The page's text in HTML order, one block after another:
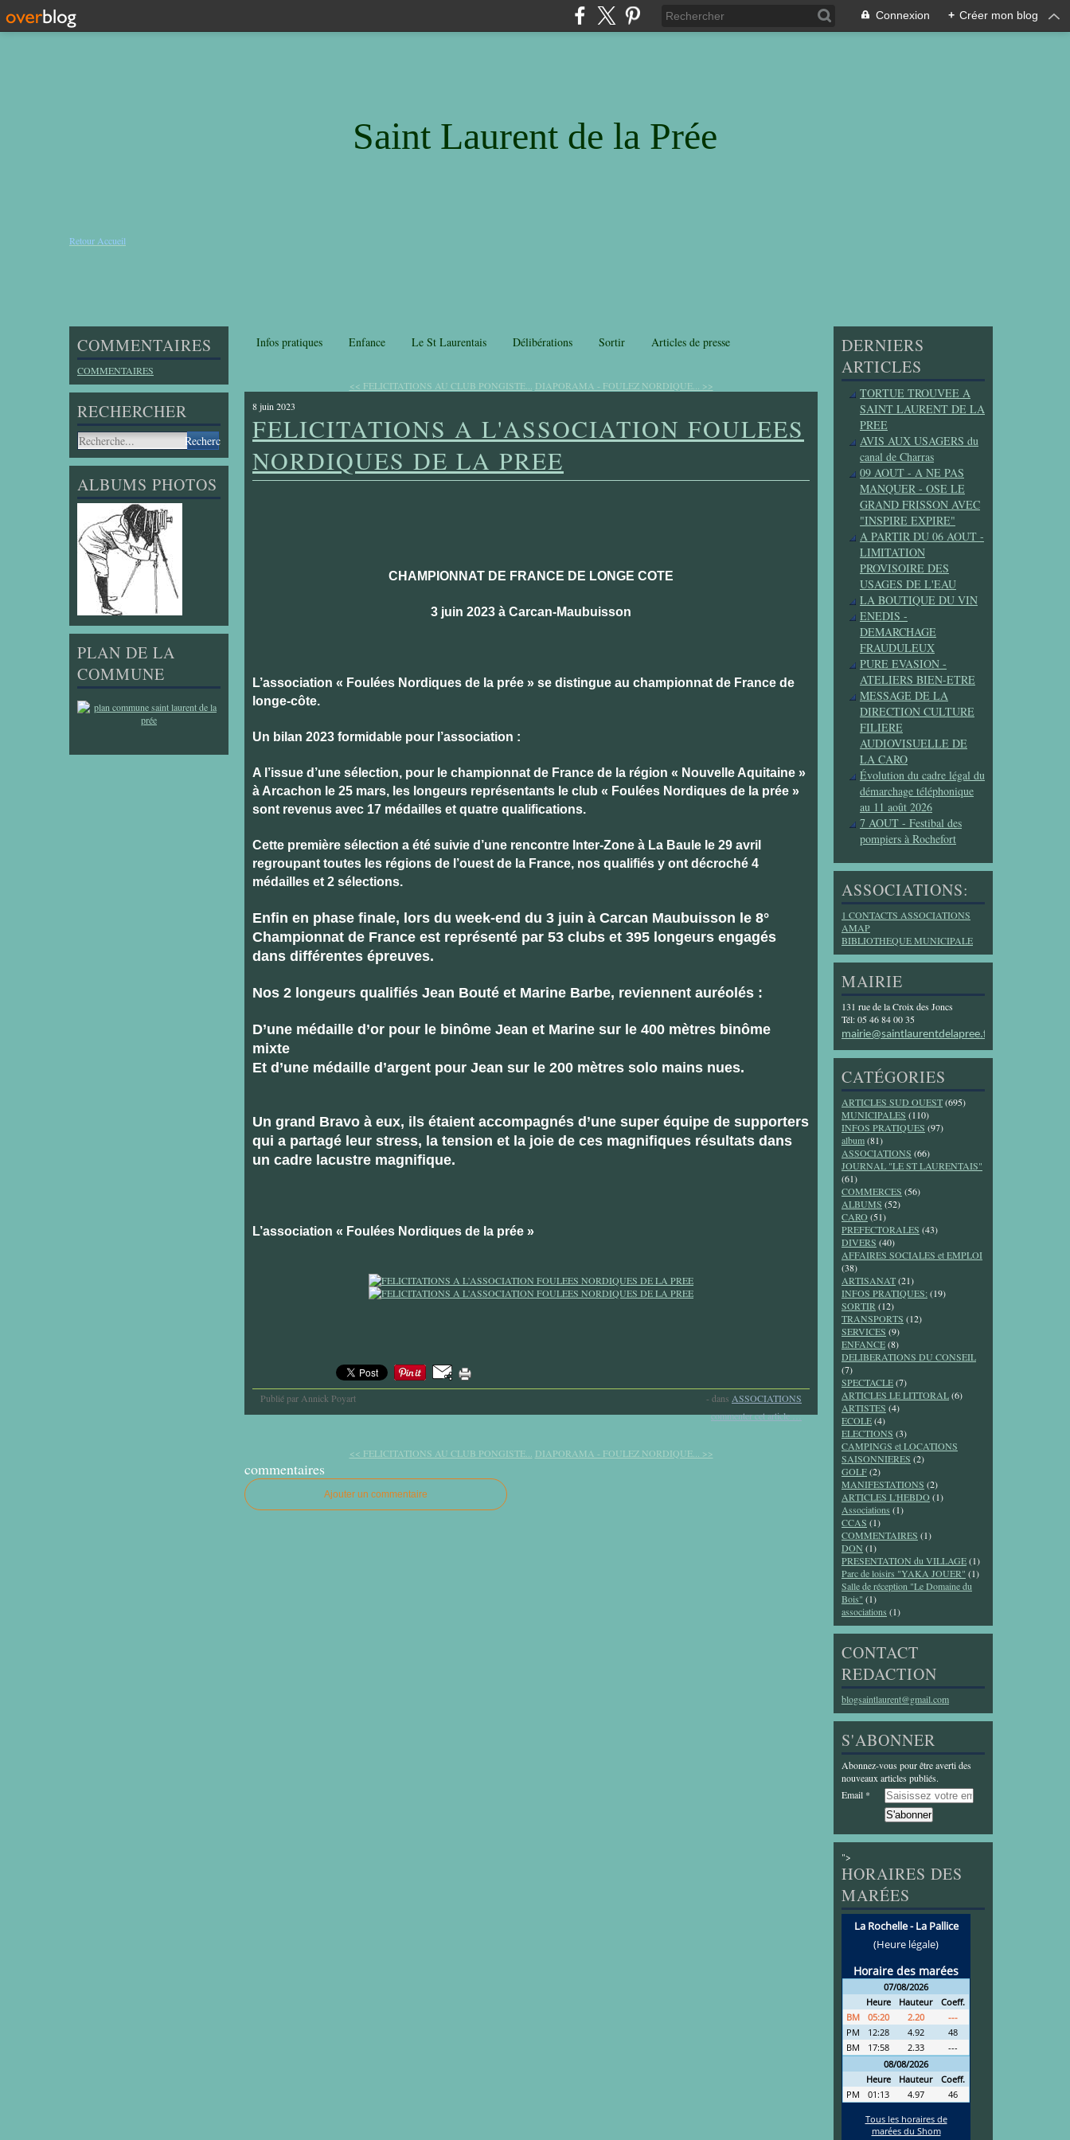
Connexion + Créer mon blog
Saint Laurent de la Prée
Retour Accueil
COMMENTAIRES
COMMENTAIRES
RECHERCHER
ALBUMS PHOTOS
PLAN DE LA
COMMUNE
Infos pratiques Enfance Le St Laurentais Délibérations Sortir Articles de presse
<< FELICITATIONS AU CLUB PONGISTE...
DIAPORAMA - FOULEZ NORDIQUE... >>
8 juin 2023
FELICITATIONS A L'ASSOCIATION FOULEES
NORDIQUES DE LA PREE
CHAMPIONNAT DE FRANCE DE LONGE COTE
3 juin 2023 à Carcan-Maubuisson
L’association « Foulées Nordiques de la prée » se distingue au championnat de France de
longe-côte.
Un bilan 2023 formidable pour l’association :
A l’issue d’une sélection, pour le championnat de France de la région « Nouvelle Aquitaine »
à Arcachon le 25 mars, les longeurs représentants le club « Foulées Nordiques de la prée »
sont revenus avec 17 médailles et quatre qualifications.
Cette première sélection a été suivie d’une rencontre Inter-Zone à La Baule le 29 avril
regroupant toutes les régions de l’ouest de la France, nos qualifiés y ont décroché 4
médailles et 2 sélections.
Enfin en phase finale, lors du week-end du 3 juin à Carcan Maubuisson le 8°
Championnat de France est représenté par 53 clubs et 395 longeurs engagés
dans différentes épreuves.
Nos 2 longeurs qualifiés Jean Bouté et Marine Barbe, reviennent auréolés :
D’une médaille d’or pour le binôme Jean et Marine sur le 400 mètres binôme
mixte
Et d’une médaille d’argent pour Jean sur le 200 mètres solo mains nues.
Un grand Bravo à eux, ils étaient accompagnés d’une super équipe de supporters
qui a partagé leur stress, la tension et la joie de ces magnifiques résultats dans
un cadre lacustre magnifique.
L’association « Foulées Nordiques de la prée »
Publié par Annick Poyart - dans ASSOCIATIONS
commenter cet article…
<< FELICITATIONS AU CLUB PONGISTE... DIAPORAMA - FOULEZ NORDIQUE... >>
commentaires
Ajouter un commentaire
DERNIERS
ARTICLES
TORTUE TROUVEE A
SAINT LAURENT DE LA
PREE
AVIS AUX USAGERS du
canal de Charras
09 AOUT - A NE PAS
MANQUER - OSE LE
GRAND FRISSON AVEC
"INSPIRE EXPIRE"
A PARTIR DU 06 AOUT -
LIMITATION
PROVISOIRE DES
USAGES DE L'EAU
LA BOUTIQUE DU VIN
ENEDIS -
DEMARCHAGE
FRAUDULEUX
PURE EVASION -
ATELIERS BIEN-ETRE
MESSAGE DE LA
DIRECTION CULTURE
FILIERE
AUDIOVISUELLE DE
LA CARO
Évolution du cadre légal du
démarchage téléphonique
au 11 août 2026
7 AOUT - Festibal des
pompiers à Rochefort
ASSOCIATIONS:
1 CONTACTS ASSOCIATIONS
AMAP
BIBLIOTHEQUE MUNICIPALE
MAIRIE
131 rue de la Croix des Joncs
Tél: 05 46 84 00 35
mairie@saintlaurentdelapree.fr
CATÉGORIES
ARTICLES SUD OUEST(695)
MUNICIPALES (110)
INFOS PRATIQUES (97)
album(81)
ASSOCIATIONS (66)
JOURNAL "LE ST LAURENTAIS"
(61)
COMMERCES (56)
ALBUMS (52)
CARO (51)
PREFECTORALES (43)
DIVERS (40)
AFFAIRES SOCIALES et EMPLOI
(38)
ARTISANAT(21)
INFOS PRATIQUES: (19)
SORTIR (12)
TRANSPORTS (12)
SERVICES (9)
ENFANCE(8)
DELIBERATIONS DU CONSEIL
(7)
SPECTACLE(7)
ARTICLES LE LITTORAL(6)
ARTISTES (4)
ECOLE(4)
ELECTIONS (3)
CAMPINGS et LOCATIONS
SAISONNIERES (2)
GOLF(2)
MANIFESTATIONS (2)
ARTICLES L'HEBDO (1)
Associations (1)
CCAS (1)
COMMENTAIRES (1)
DON (1)
PRESENTATION du VILLAGE(1)
Parc de loisirs "YAKA JOUER" (1)
Salle de réception "Le Domaine du
Bois" (1)
associations (1)
CONTACT
REDACTION
blogsaintlaurent@gmail.com
S'ABONNER
Abonnez-vous pour être averti des
nouveaux articles publiés.
Email
">
HORAIRES DES
MARÉES